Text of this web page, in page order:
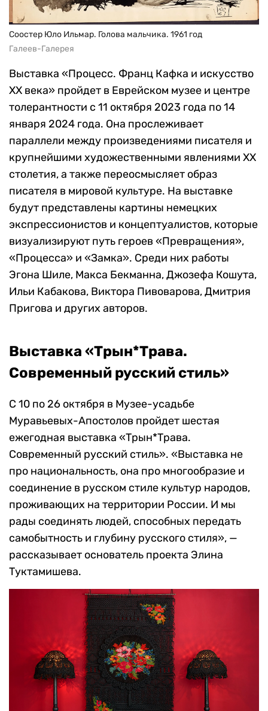
Соостер Юло Ильмар. Голова мальчика. 1961 год
Галеев-Галерея
Выставка «Процесс. Франц Кафка и искусство
XX века» пройдет в Еврейском музее и центре
толерантности с 11 октября 2023 года по 14
января 2024 года. Она прослеживает
параллели между произведениями писателя и
крупнейшими художественными явлениями ХХ
столетия, а также переосмысляет образ
писателя в мировой культуре. На выставке
будут представлены картины немецких
экспрессионистов и концептуалистов, которые
визуализируют путь героев «Превращения»,
«Процесса» и «Замка». Среди них работы
Эгона Шиле, Макса Бекманна, Джозефа Кошута,
Ильи Кабакова, Виктора Пивоварова, Дмитрия
Пригова и других авторов.
Выставка «Трын*Трава.
Современный русский стиль»
С 10 по 26 октября в Музее-усадьбе
Муравьевых-Апостолов пройдет шестая
ежегодная выставка «Трын*Трава.
Современный русский стиль». «Выставка не
про национальность, она про многообразие и
соединение в русском стиле культур народов,
проживающих на территории России. И мы
рады соединять людей, способных передать
самобытность и глубину русского стиля», —
рассказывает основатель проекта Элина
Туктамишева.